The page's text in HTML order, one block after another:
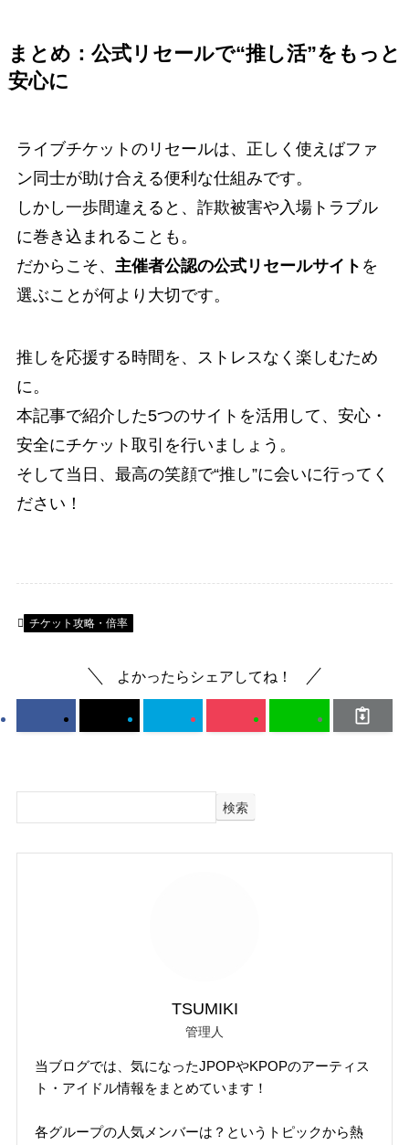
まとめ：公式リセールで“推し活”をもっと
安心に
ライブチケットのリセールは、正しく使えばファ
ン同士が助け合える便利な仕組みです。
しかし一歩間違えると、詐欺被害や入場トラブル
に巻き込まれることも。
だからこそ、 主催者公認の公式リセールサイト を
選ぶことが何より大切です。
推しを応援する時間を、ストレスなく楽しむため
に。
本記事で紹介した5つのサイトを活用して、安心・
安全にチケット取引を行いましょう。
そして当日、最高の笑顔で“推し”に会いに行ってく
ださい！
チケット攻略・倍率
よかったらシェアしてね！
検索
TSUMIKI
管理人
当ブログでは、気になったJPOPやKPOPのアーティス
ト・アイドル情報をまとめています！
各グループの人気メンバーは？というトピックから熱